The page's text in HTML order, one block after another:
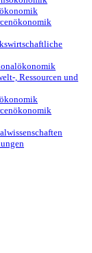
, Ressourcen und